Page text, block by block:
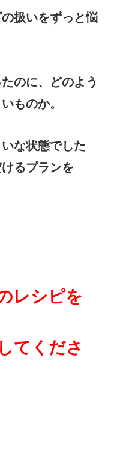
扱いをずっと悩
のに、どのよう
ものか。
な状態でした
るプランを
レシピを
てくださ